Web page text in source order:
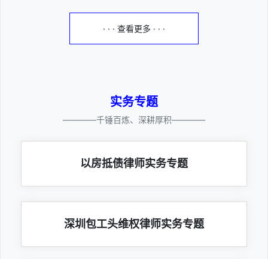
· · · 查看更多 · · ·
实务专题
————千锤百炼、深耕厚积————
以房抵债律师实务专题
深圳包工头维权律师实务专题